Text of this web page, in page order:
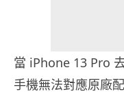
當 iPhone 13 Pro
手機無法對應原廠